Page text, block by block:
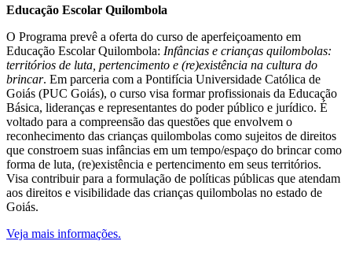
Educação Escolar Quilombola
O Programa prevê a oferta do curso de aperfeiçoamento em
Educação Escolar Quilombola: Infâncias e crianças quilombolas:
territórios de luta, pertencimento e (re)existência na cultura do
brincar. Em parceria com a Pontifícia Universidade Católica de
Goiás (PUC Goiás), o curso visa formar profissionais da Educação
Básica, lideranças e representantes do poder público e jurídico. É
voltado para a compreensão das questões que envolvem o
reconhecimento das crianças quilombolas como sujeitos de direitos
que constroem suas infâncias em um tempo/espaço do brincar como
forma de luta, (re)existência e pertencimento em seus territórios.
Visa contribuir para a formulação de políticas públicas que atendam
aos direitos e visibilidade das crianças quilombolas no estado de
Goiás.
Veja mais informações.